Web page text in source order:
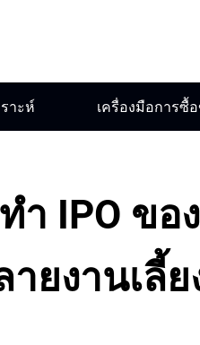
าะห์ เครื่องมือการซื้
IPO ขอ
ยงานเลี้